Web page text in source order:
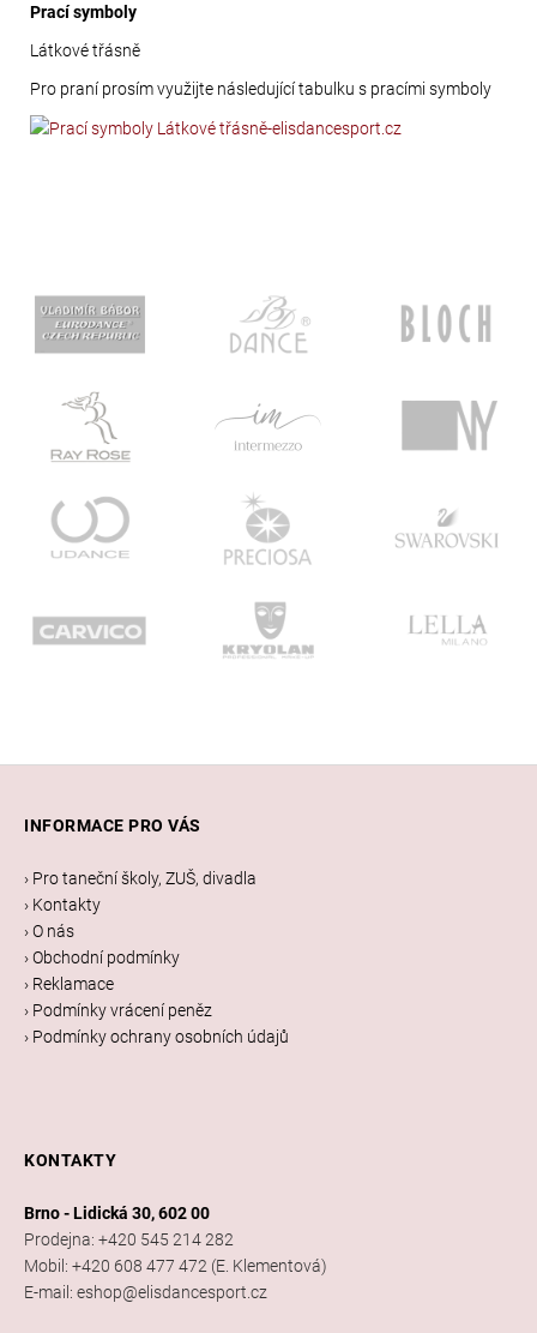
Prací symboly
Látkové třásně
Pro praní prosím využijte následující tabulku s pracími symboly
INFORMACE PRO VÁS
› Pro taneční školy, ZUŠ, divadla
› Kontakty
› O nás
› Obchodní podmínky
› Reklamace
› Podmínky vrácení peněz
› Podmínky ochrany osobních údajů
KONTAKTY
Brno - Lidická 30, 602 00
Prodejna: +420 545 214 282
Mobil: +420 608 477 472 (E. Klementová)
E-mail: eshop@elisdancesport.cz